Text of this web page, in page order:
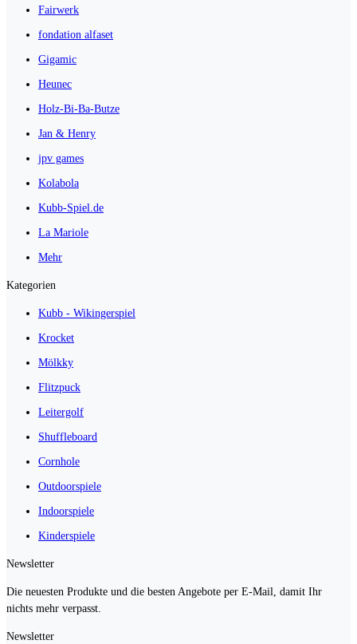
Fairwerk
fondation alfaset
Gigamic
Heunec
Holz-Bi-Ba-Butze
Jan & Henry
jpv games
Kolabola
Kubb-Spiel.de
La Mariole
Mehr
Kategorien
Kubb - Wikingerspiel
Krocket
Mölkky
Flitzpuck
Leitergolf
Shuffleboard
Cornhole
Outdoorspiele
Indoorspiele
Kinderspiele
Newsletter
Die neuesten Produkte und die besten Angebote per E-Mail, damit Ihr
nichts mehr verpasst.
Newsletter